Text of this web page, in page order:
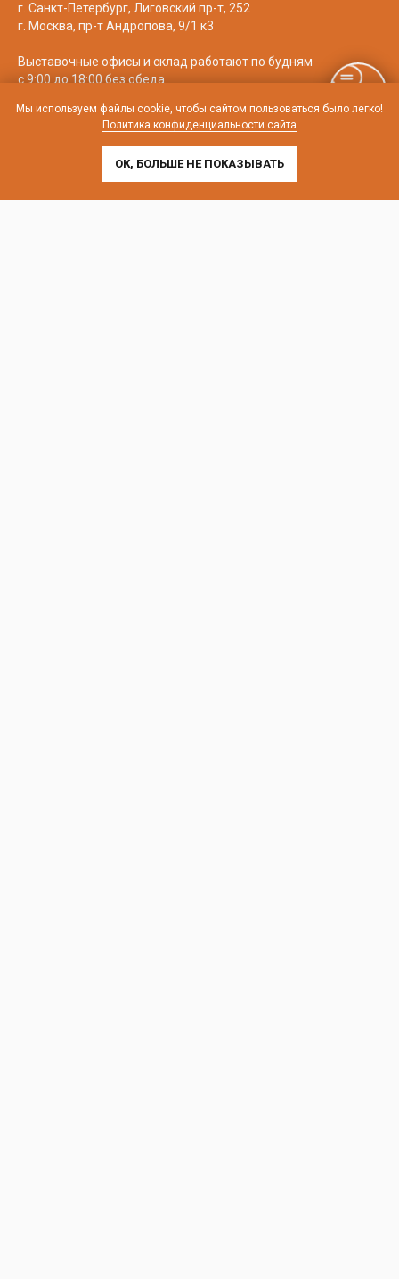
Мы используем файлы cookie, чтобы сайтом пользоваться было легко!
Политика конфиденциальности сайта
ОК, БОЛЬШЕ НЕ ПОКАЗЫВАТЬ
г. Санкт-Петербург, Лиговский пр-т, 252
г. Москва, пр-т Андропова, 9/1 к3
Выставочные офисы и склад работают по будням
с 9:00 до 18:00 без обеда
телефон:8 (800) 707-54-35
cedral-zakaz@yandex.ru